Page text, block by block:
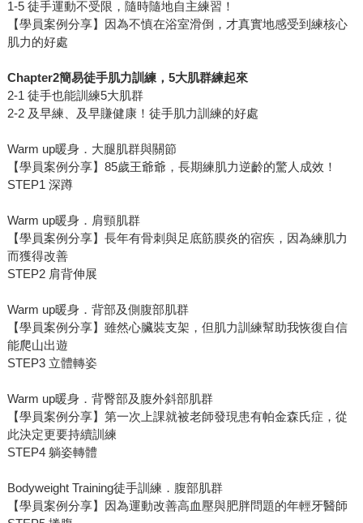
1-5 徒手運動不受限，隨時隨地自主練習！
【學員案例分享】因為不慎在浴室滑倒，才真實地感受到練核心
肌力的好處
Chapter2簡易徒手肌力訓練，5大肌群練起來
2-1 徒手也能訓練5大肌群
2-2 及早練、及早賺健康！徒手肌力訓練的好處
Warm up暖身．大腿肌群與關節
【學員案例分享】85歲王爺爺，長期練肌力逆齡的驚人成效！
STEP1 深蹲
Warm up暖身．肩頸肌群
【學員案例分享】長年有骨刺與足底筋膜炎的宿疾，因為練肌力
而獲得改善
STEP2 肩背伸展
Warm up暖身．背部及側腹部肌群
【學員案例分享】雖然心臟裝支架，但肌力訓練幫助我恢復自信
能爬山出遊
STEP3 立體轉姿
Warm up暖身．背臀部及腹外斜部肌群
【學員案例分享】第一次上課就被老師發現患有帕金森氏症，從
此決定更要持續訓練
STEP4 躺姿轉體
Bodyweight Training徒手訓練．腹部肌群
【學員案例分享】因為運動改善高血壓與肥胖問題的年輕牙醫師